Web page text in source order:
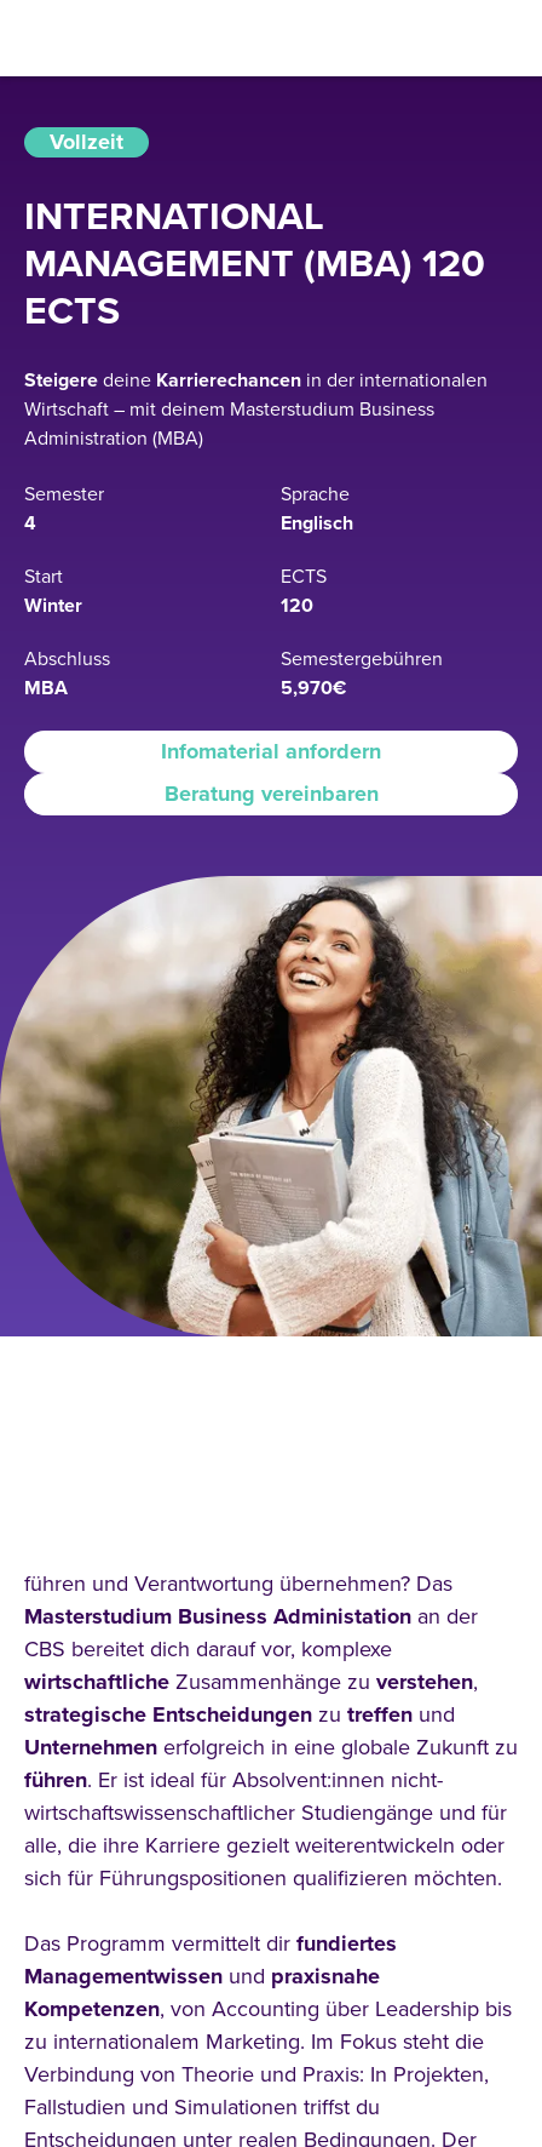
Vollzeit
INTERNATIONAL
MANAGEMENT (MBA) 120
ECTS
Steigere deine Karrierechancen in der internationalen
Wirtschaft – mit deinem Masterstudium Business
Administration (MBA)
Semester
4
Sprache
Englisch
Start
Winter
ECTS
120
Abschluss
MBA
Semestergebühren
5,970€
Infomaterial anfordern
Beratung vereinbaren
führen und Verantwortung übernehmen? Das
Masterstudium Business Administation an der
CBS bereitet dich darauf vor, komplexe
wirtschaftliche Zusammenhänge zu verstehen,
strategische Entscheidungen zu treffen und
Unternehmen erfolgreich in eine globale Zukunft zu
führen. Er ist ideal für Absolvent:innen nicht-
wirtschaftswissenschaftlicher Studiengänge und für
alle, die ihre Karriere gezielt weiterentwickeln oder
sich für Führungspositionen qualifizieren möchten.
Das Programm vermittelt dir fundiertes
Managementwissen und praxisnahe
Kompetenzen, von Accounting über Leadership bis
zu internationalem Marketing. Im Fokus steht die
Verbindung von Theorie und Praxis: In Projekten,
Fallstudien und Simulationen triffst du
Entscheidungen unter realen Bedingungen. Der